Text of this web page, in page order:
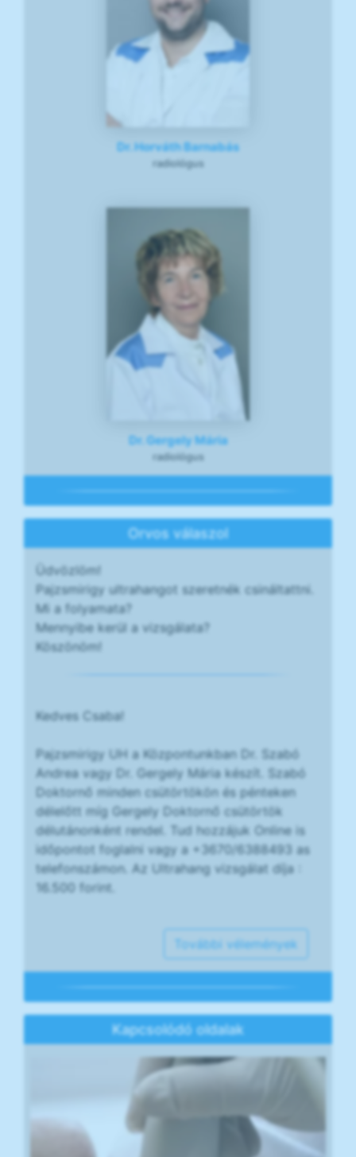
Dr. Horváth Barnabás
radiológus
Dr. Gergely Mária
radiológus
Orvos válaszol
Üdvözlöm!
Pajzsmirigy ultrahangot szeretnék csináltattni.
Mi a folyamata?
Mennyibe kerül a vizsgálata?
Köszönöm!
Kedves Csaba!
Pajzsmirigy UH a Központunkban Dr. Szabó
Andrea vagy Dr. Gergely Mária készít. Szabó
Doktornő minden csütörtökön és pénteken
délelőtt míg Gergely Doktornő csütörtök
délutánonként rendel. Tud hozzájuk Online is
időpontot foglalni vagy a +3670/6388493 as
telefonszámon. Az Ultrahang vizsgálat díja :
16.500 forint.
További vélemények
Kapcsolódó oldalak